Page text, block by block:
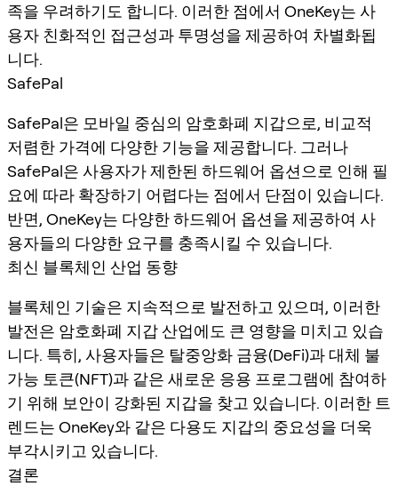
족을 우려하기도 합니다. 이러한 점에서 OneKey는 사
용자 친화적인 접근성과 투명성을 제공하여 차별화됩
니다.
SafePal
SafePal은 모바일 중심의 암호화폐 지갑으로, 비교적
저렴한 가격에 다양한 기능을 제공합니다. 그러나
SafePal은 사용자가 제한된 하드웨어 옵션으로 인해 필
요에 따라 확장하기 어렵다는 점에서 단점이 있습니다.
반면, OneKey는 다양한 하드웨어 옵션을 제공하여 사
용자들의 다양한 요구를 충족시킬 수 있습니다.
최신 블록체인 산업 동향
블록체인 기술은 지속적으로 발전하고 있으며, 이러한
발전은 암호화폐 지갑 산업에도 큰 영향을 미치고 있습
니다. 특히, 사용자들은 탈중앙화 금융(DeFi)과 대체 불
가능 토큰(NFT)과 같은 새로운 응용 프로그램에 참여하
기 위해 보안이 강화된 지갑을 찾고 있습니다. 이러한 트
렌드는 OneKey와 같은 다용도 지갑의 중요성을 더욱
부각시키고 있습니다.
결론